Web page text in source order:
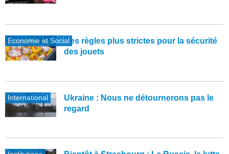
Economie et SocialDes règles plus strictes pour la sécurité
des jouets
International
Ukraine : Nous ne détournerons pas le
regard